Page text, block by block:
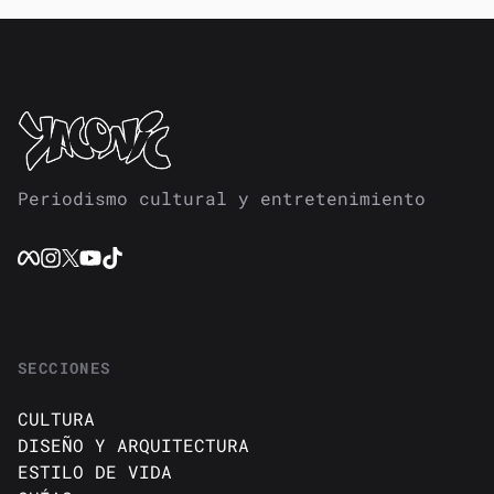
Periodismo cultural y entretenimiento
SECCIONES
CULTURA
DISEÑO Y ARQUITECTURA
ESTILO DE VIDA